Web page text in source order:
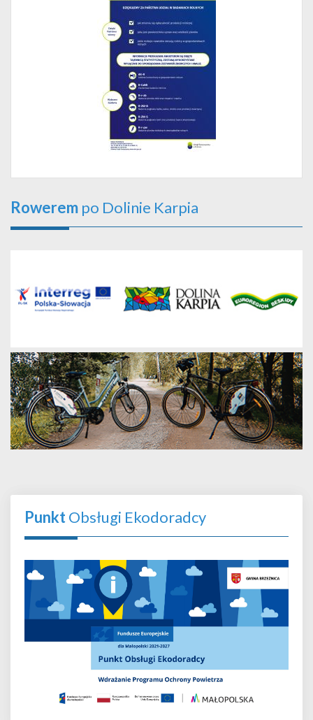
Rowerem po Dolinie Karpia
PunktObsługi Ekodoradcy